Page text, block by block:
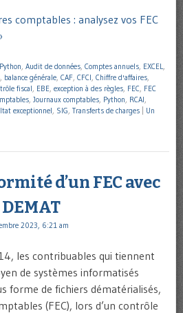
comptables : analysez vos FEC
, Audit de données, Comptes annuels, EXCEL,
, balance générale, CAF, CFCI, Chiffre d'affaires,
fiscal, EBE, exception à des règles, FEC, FEC
, Journaux comptables, Python, RCAI,
exceptionnel, SIG, Transferts de charges
Un
d’un FEC avec
DEMAT
2023, 6:21 am
les contribuables qui tiennent
de systèmes informatisés
forme de fichiers dématérialisés,
(FEC), lors d’un contrôle